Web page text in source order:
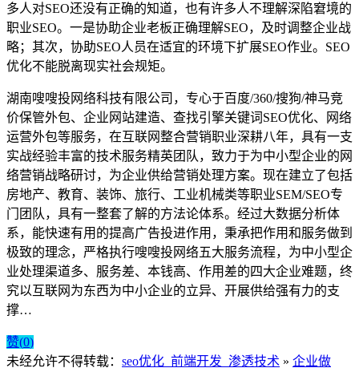
多人对SEO还没有正确的知道，也有许多人不理解深陷窘境的
职业SEO。一是协助企业老板正确理解SEO，及时调整企业战
略；其次，协助SEO人员在适宜的环境下扩展SEO作业。SEO
优化不能脱离现实社会规矩。
湖南嗖嗖投网络科技有限公司，专心于百度/360/搜狗/神马竞
价保管外包、企业网站建造、查找引擎关键词SEO优化、网络
运营外包等服务，在互联网整合营销职业深耕八年，具有一支
实战经验丰富的技术服务精英团队，致力于为中小型企业的网
络营销战略研讨，为企业供给营销处理方案。现在建立了包括
房地产、教育、装饰、旅行、工业机械类等职业SEM/SEO专
门团队，具有一整套了解的方法论体系。经过大数据分析体
系，能快速有用的提高广告投进作用，秉承把作用和服务做到
极致的理念，严格执行嗖嗖投网络五大服务流程，为中小型企
业处理渠道多、服务差、本钱高、作用差的四大企业难题，终
究以互联网为东西为中小企业的立异、开展供给强有力的支
撑…
赞(0)
未经允许不得转载： seo优化_前端开发_渗透技术 » 企业做